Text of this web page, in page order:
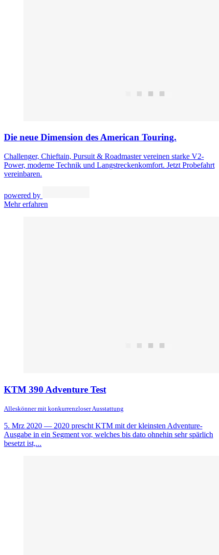
Die neue Dimension des American Touring.
Challenger, Chieftain, Pursuit & Roadmaster vereinen starke V2-
Power, moderne Technik und Langstreckenkomfort. Jetzt Probefahrt
vereinbaren.
powered by
Mehr erfahren
KTM 390 Adventure Test
Alleskönner mit konkurrenzloser Ausstattung
5. Mrz 2020 — 2020 prescht KTM mit der kleinsten Adventure-
Ausgabe in ein Segment vor, welches bis dato ohnehin sehr spärlich
besetzt ist,...